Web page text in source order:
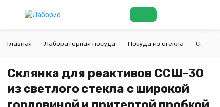
Главная Лабораторная посуда Посуда из стекла
Склянка для реактивов ССШ-30
из светлого стекла с широкой